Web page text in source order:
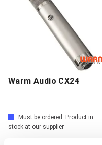
Warm Audio CX24
Must be ordered. Product in
stock at our supplier